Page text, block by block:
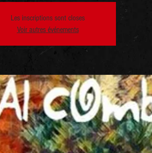
Les inscriptions sont closes
Voir autres événements